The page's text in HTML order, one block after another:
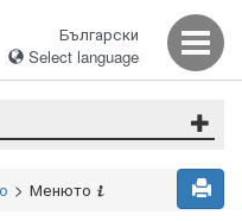
Български
Select language
Менюто i